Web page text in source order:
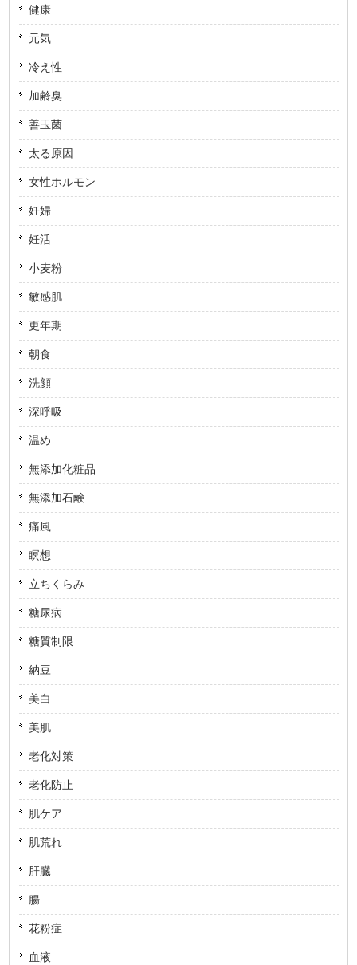
健康
元気
冷え性
加齢臭
善玉菌
太る原因
女性ホルモン
妊婦
妊活
小麦粉
敏感肌
更年期
朝食
洗顔
深呼吸
温め
無添加化粧品
無添加石鹸
痛風
瞑想
立ちくらみ
糖尿病
糖質制限
納豆
美白
美肌
老化対策
老化防止
肌ケア
肌荒れ
肝臓
腸
花粉症
血液